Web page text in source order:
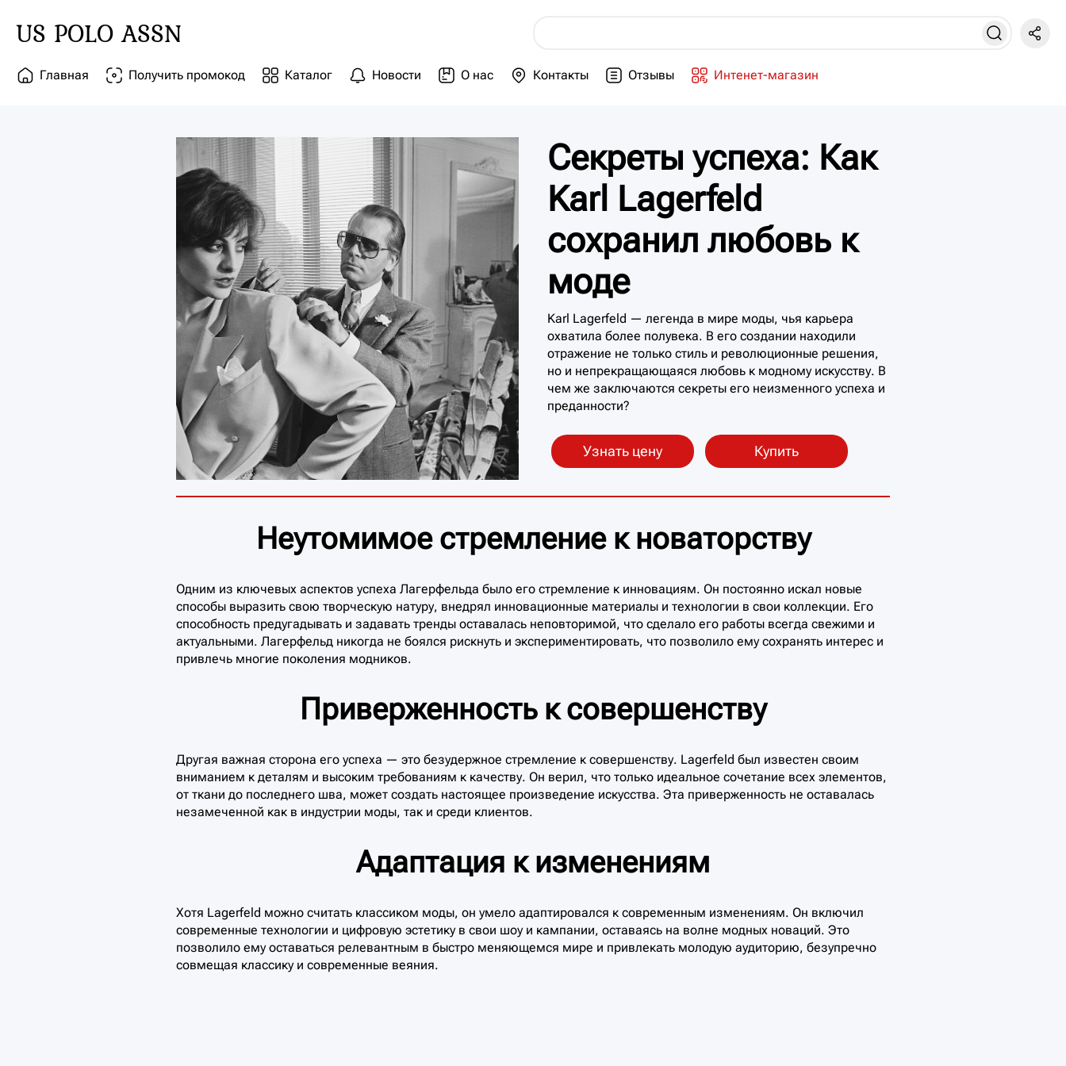
US POLO ASSN
Главная Получить промокод Каталог Новости О нас Контакты Отзывы Интенет-магазин
Секреты успеха: Как
Karl Lagerfeld
сохранил любовь к
моде
Karl Lagerfeld — легенда в мире моды, чья карьера
охватила более полувека. В его создании находили
отражение не только стиль и революционные решения,
но и непрекращающаяся любовь к модному искусству. В
чем же заключаются секреты его неизменного успеха и
преданности?
Узнать цену Купить
Неутомимое стремление к новаторству
Одним из ключевых аспектов успеха Лагерфельда было его стремление к инновациям. Он постоянно искал новые
способы выразить свою творческую натуру, внедрял инновационные материалы и технологии в свои коллекции. Его
способность предугадывать и задавать тренды оставалась неповторимой, что сделало его работы всегда свежими и
актуальными. Лагерфельд никогда не боялся рискнуть и экспериментировать, что позволило ему сохранять интерес и
привлечь многие поколения модников.
Приверженность к совершенству
Другая важная сторона его успеха — это безудержное стремление к совершенству. Lagerfeld был известен своим
вниманием к деталям и высоким требованиям к качеству. Он верил, что только идеальное сочетание всех элементов,
от ткани до последнего шва, может создать настоящее произведение искусства. Эта приверженность не оставалась
незамеченной как в индустрии моды, так и среди клиентов.
Адаптация к изменениям
Хотя Lagerfeld можно считать классиком моды, он умело адаптировался к современным изменениям. Он включил
современные технологии и цифровую эстетику в свои шоу и кампании, оставаясь на волне модных новаций. Это
позволило ему оставаться релевантным в быстро меняющемся мире и привлекать молодую аудиторию, безупречно
совмещая классику и современные веяния.